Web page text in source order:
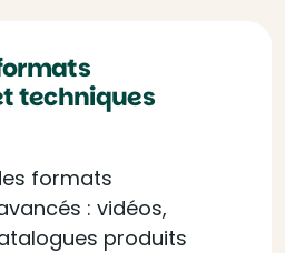
techniques
formats
: vidéos,
produits